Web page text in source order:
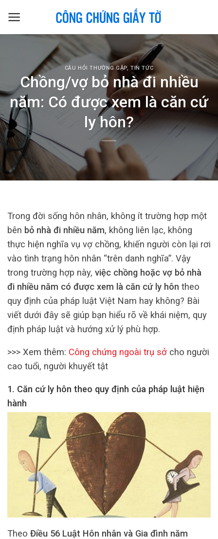
CÂU HỎI THƯỜNG GẶP,TIN TỨC
Chồng/vợ bỏ nhà đi nhiều
năm: Có được xem là căn cứ
ly hôn?
Trong đời sống hôn nhân, không ít trường hợp một
bên bỏ nhà đi nhiều năm, không liên lạc, không
thực hiện nghĩa vụ vợ chồng, khiến người còn lại rơi
vào tình trạng hôn nhân “trên danh nghĩa”. Vậy
trong trường hợp này, việc chồng hoặc vợ bỏ nhà
đi nhiều năm có được xem là căn cứ ly hôn theo
quy định của pháp luật Việt Nam hay không? Bài
viết dưới đây sẽ giúp bạn hiểu rõ về khái niệm, quy
định pháp luật và hướng xử lý phù hợp.
>>> Xem thêm: Công chứng ngoài trụ sở cho người
cao tuổi, người khuyết tật
1. Căn cứ ly hôn theo quy định của pháp luật hiện
hành
Theo Điều 56 Luật Hôn nhân và Gia đình năm